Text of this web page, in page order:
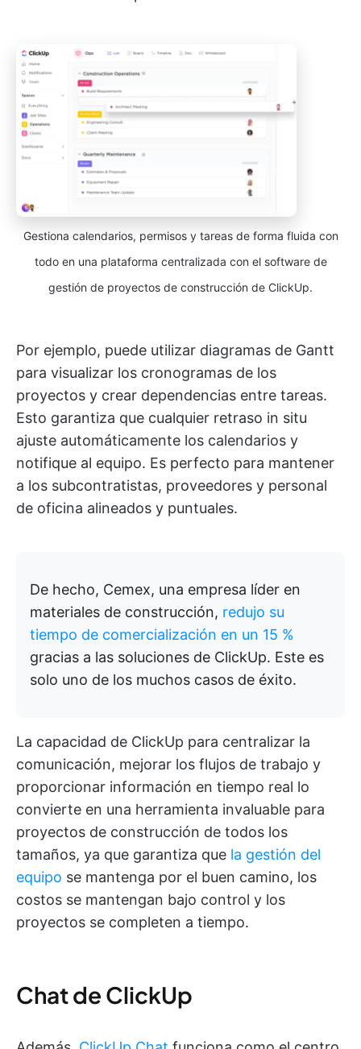
Gestiona calendarios, permisos y tareas de forma fluida con
todo en una plataforma centralizada con el software de
gestión de proyectos de construcción de ClickUp.
Por ejemplo, puede utilizar diagramas de Gantt
para visualizar los cronogramas de los
proyectos y crear dependencias entre tareas.
Esto garantiza que cualquier retraso in situ
ajuste automáticamente los calendarios y
notifique al equipo. Es perfecto para mantener
a los subcontratistas, proveedores y personal
de oficina alineados y puntuales.
De hecho, Cemex, una empresa líder en
materiales de construcción, redujo su
tiempo de comercialización en un 15 %
gracias a las soluciones de ClickUp. Este es
solo uno de los muchos casos de éxito.
La capacidad de ClickUp para centralizar la
comunicación, mejorar los flujos de trabajo y
proporcionar información en tiempo real lo
convierte en una herramienta invaluable para
proyectos de construcción de todos los
tamaños, ya que garantiza que la gestión del
equipo se mantenga por el buen camino, los
costos se mantengan bajo control y los
proyectos se completen a tiempo.
Chat de ClickUp